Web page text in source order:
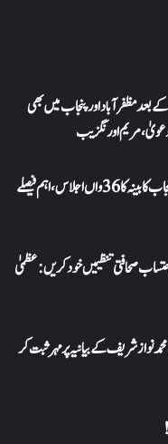
بعد مظفرآباد اور پنجاب میں بھی
مریم اورنگزیب
مریم نواز کی زیر صدارت پنجاب کابینہ کا 36واں اجلاس،اہم فیصلے
صحافتی تنظیمیں خود کریں: عظمیٰ
نواز شریف کے بیانیہ پر مہر ثبت کر